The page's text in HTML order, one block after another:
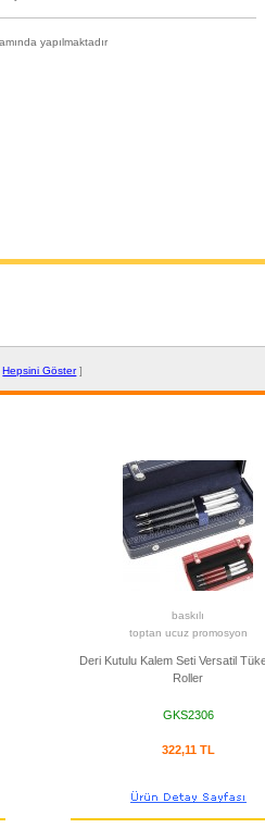
yapılmaktadır
Hepsini Göster]
baskılı
toptan ucuz promosyon
Deri Kutulu Kalem Seti Versatil
Roller
GKS2306
322,11 TL